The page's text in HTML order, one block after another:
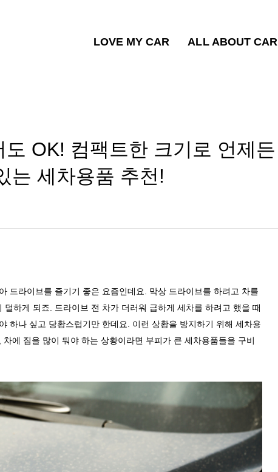
LOVE MY CAR ALL ABOUT CAR
OK! 컴팩트한 크기로 언제든
는 세차용품 추천!
드라이브를 즐기기 좋은 요즘인데요
막상 드라이브를 하려고 차를
덜하게 되죠
드라이브 전 차가 더러워 급하게 세차를 하려고 했을 때
하나 싶고 당황스럽기만 한데요
이런 상황을 방지하기 위해 세차용
차에 짐을 많이 둬야 하는 상황이라면 부피가 큰 세차용품들을 구비